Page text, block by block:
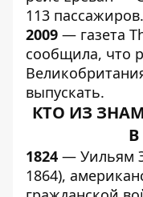
113 пассажиров.
2009 — газета
сообщила, что
выпускать.
КТО ИЗ
1824 — Уильям
1864),